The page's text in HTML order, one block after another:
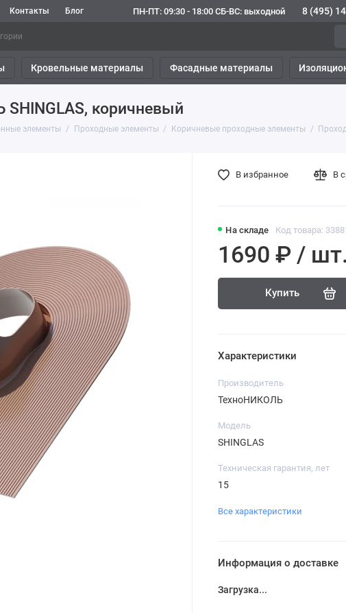
Контакты Блог ПН-ПТ: 09:30 - 18:00 СБ-ВС: выходной 8 (495)
Кровельные материалы Фасадные материалы
коричневый
элементы Проходные элементы Коричневые проходные элементы
На складе Код товара:
1690 ₽ /
Купить
В избранное В
Характеристики
Производитель
ТехноНИКОЛЬ
Модель
SHINGLAS
Техническая гарантия, лет
15
Все характеристики
Информация о доставке
Загрузка...